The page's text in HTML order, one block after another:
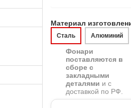
Материал
Сталь Алюминий
Фонари
поставляются в
сборе с
закладными
деталями и с
доставкой по РФ.